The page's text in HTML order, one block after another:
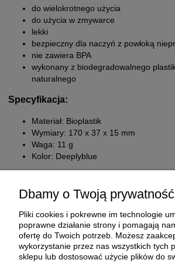
do wielokrotnego użycia
do użycia w zmywarce
lekki
bezpieczny dla naczyń z powłoką
nie zawiera BPA
wykonany z biodegradowalnego
naturalnego
Specyfikacja:
Materiał: Bioplastik
Wymiary: 170 x 37 x 15 mm
Waga: 11 g
Kolor: Deeplyblue
O FIRMIE
Dbamy o Twoją prywatność
Pliki cookies i pokrewne im technologie
poprawne działanie strony i pomagają
ofertę do Twoich potrzeb. Możesz
wykorzystanie przez nas wszystkich tych
sklepu lub dostosować użycie plików do